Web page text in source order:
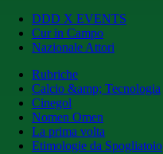
DDD X EVENTS
Cur in Campo
Nazionale Attori
Rubriche
Calcio &amp; Tecnologia
Cinegol
Nomen Omen
La prima volta
Etimologie da Spogliatoio